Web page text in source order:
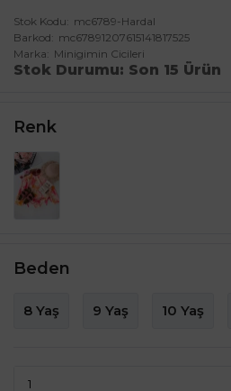
Stok Kodu
mc6789-Hardal
Barkod
mc67891207615141817525
Marka
Minigimin Cicileri
Stok Durumu Son 15 Ürün
Renk
Beden
8 Yaş 9 Yaş 10 Yaş